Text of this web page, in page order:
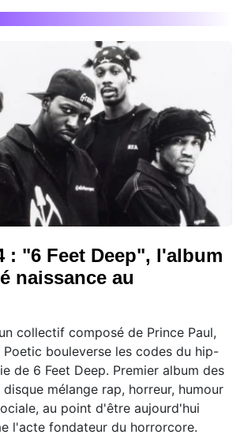
: "6 Feet Deep", l'album
naissance au
collectif composé de Prince Paul,
Poetic bouleverse les codes du hip-
de 6 Feet Deep. Premier album des
mélange rap, horreur, humour
au point d'être aujourd'hui
l'acte fondateur du horrorcore.